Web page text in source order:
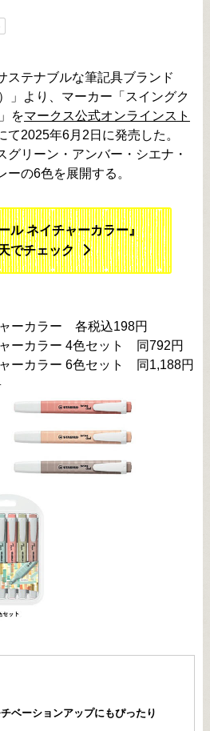
ステナブルな筆記具ブランド
」より、マーカー「スイングク
をマークス公式オンラインスト
て2025年6月2日に発売した。
グリーン・アンバー・シエナ・
の6色を展開する。
ル ネイチャーカラー』
でチェック
ーカラー 各税込198円
ーカラー 4色セット 同792円
ーカラー 6色セット 同1,188円
ベーションアップにもぴったり